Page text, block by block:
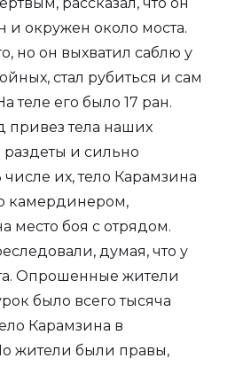
и окружен около моста.
но он выхватил саблю у
стал рубиться и сам
теле его было 17 ран.
привез тела наших
раздеты и сильно
их, тело Карамзина
камердинером,
место боя с отрядом.
думая, что у
Опрошенные жители
было всего тысяча
Карамзина в
жители были правы,